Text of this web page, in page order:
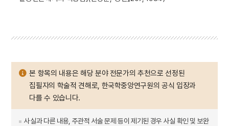
본 항목의 내용은 해당 분야 전문가의 추천으로 선정된
집필자의 학술적 견해로, 한국학중앙연구원의 공식 입장과
다를 수 있습니다.
사실과 다른 내용, 주관적 서술 문제 등이 제기된 경우 사실 확인 및 보완